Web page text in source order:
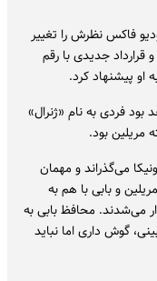
فاکس نظرش را تغییر
قرارداد جدیدی با رقم
او پیشنهاد کرد.
فردی به نام «ژنرال»
بود.
می‌گذراند و مهمان
و بابی با هم به
می‌شدند. محافظ بابی به
گوش داری اما نباید